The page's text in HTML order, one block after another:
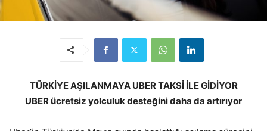
TÜRKİYE AŞILANMAYA UBER TAKSİ İLE GİDİYOR
UBER ücretsiz yolculuk desteğini daha da artırıyor